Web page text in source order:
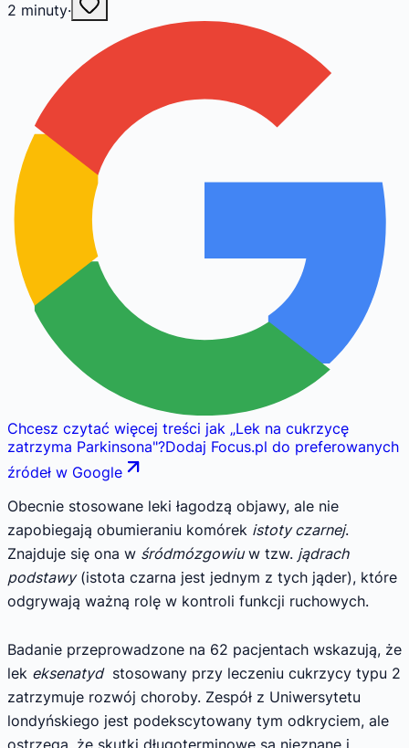
2 minuty·
Chcesz czytać więcej treści jak „Lek na cukrzycę
zatrzyma Parkinsona"?Dodaj Focus.pl do preferowanych
źródeł w Google
Obecnie stosowane leki łagodzą objawy, ale nie
zapobiegają obumieraniu komórek istoty czarnej.
Znajduje się ona w śródmózgowiuw tzw. jądrach
podstawy(istota czarna jest jednym z tych jąder), które
odgrywają ważną rolę w kontroli funkcji ruchowych.
Badanie przeprowadzone na 62 pacjentach wskazują, że
lek eksenatydstosowany przy leczeniu cukrzycy typu 2
zatrzymuje rozwój choroby. Zespół z Uniwersytetu
londyńskiego jest podekscytowany tym odkryciem, ale